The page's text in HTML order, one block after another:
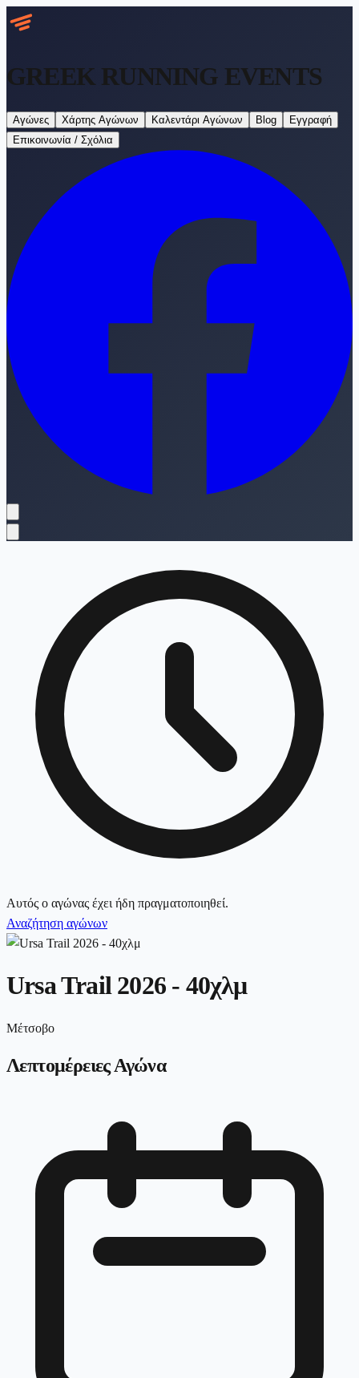
GREEK RUNNING EVENTS
Αγώνες Χάρτης Αγώνων Καλεντάρι Αγώνων Blog
Εγγραφή
Επικοινωνία / Σχόλια
Αυτός ο αγώνας έχει ήδη πραγματοποιηθεί.
Αναζήτηση αγώνων
Ursa Trail 2026 - 40χλμ
Μέτσοβο
Λεπτομέρειες Αγώνα